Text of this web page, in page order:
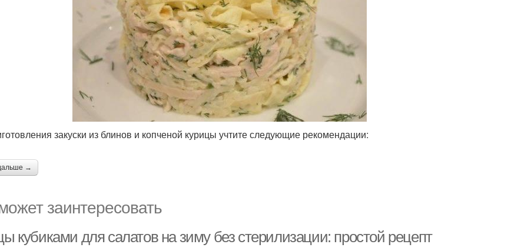
закуски из блинов и копченой курицы учтите следующие рекомендации:
→
заинтересовать
кубиками для салатов на зиму без стерилизации: простой рецепт